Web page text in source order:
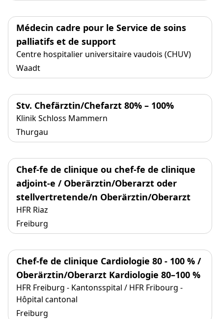
Médecin cadre pour le Service de soins
palliatifs et de support
Centre hospitalier universitaire vaudois (CHUV)
Waadt
Stv. Chefärztin/Chefarzt 80% – 100%
Klinik Schloss Mammern
Thurgau
Chef-fe de clinique ou chef-fe de clinique
adjoint-e / Oberärztin/Oberarzt oder
stellvertretende/n Oberärztin/Oberarzt
HFR Riaz
Freiburg
Chef-fe de clinique Cardiologie 80 - 100 % /
Oberärztin/Oberarzt Kardiologie 80–100 %
HFR Freiburg - Kantonsspital / HFR Fribourg -
Hôpital cantonal
Freiburg